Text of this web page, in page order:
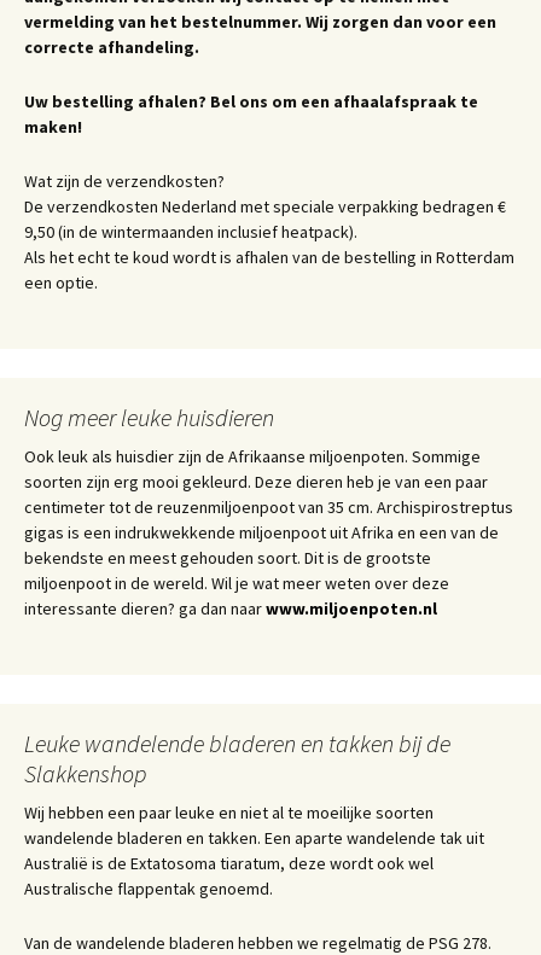
vermelding van het bestelnummer. Wij zorgen dan voor een
correcte afhandeling.
Uw bestelling afhalen? Bel ons om een afhaalafspraak te
maken!
Wat zijn de verzendkosten?
De verzendkosten Nederland met speciale verpakking bedragen €
9,50 (in de wintermaanden inclusief heatpack).
Als het echt te koud wordt is afhalen van de bestelling in Rotterdam
een optie.
Nog meer leuke huisdieren
Ook leuk als huisdier zijn de Afrikaanse miljoenpoten. Sommige
soorten zijn erg mooi gekleurd. Deze dieren heb je van een paar
centimeter tot de reuzenmiljoenpoot van 35 cm. Archispirostreptus
gigas is een indrukwekkende miljoenpoot uit Afrika en een van de
bekendste en meest gehouden soort. Dit is de grootste
miljoenpoot in de wereld. Wil je wat meer weten over deze
interessante dieren? ga dan naarwww.miljoenpoten.nl
Leuke wandelende bladeren en takken bij de
Slakkenshop
Wij hebben een paar leuke en niet al te moeilijke soorten
wandelende bladeren en takken. Een aparte wandelende tak uit
Australië is de Extatosoma tiaratum, deze wordt ook wel
Australische flappentak genoemd.
Van de wandelende bladeren hebben we regelmatig de PSG 278.